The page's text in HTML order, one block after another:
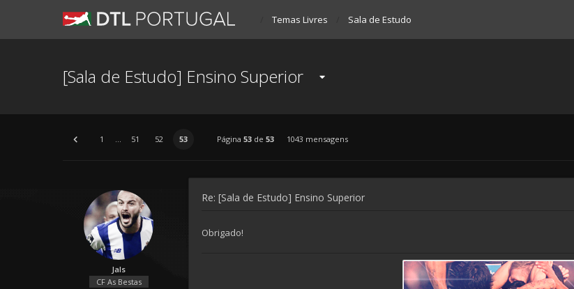
Temas Livres Sala de Estudo
[Sala de Estudo] Ensino Superior
1 ... 51 52 53 Página 53de 53 1043 mensagens
Jals
CF As Bestas
Re: [Sala de Estudo] Ensino Superior
Obrigado!